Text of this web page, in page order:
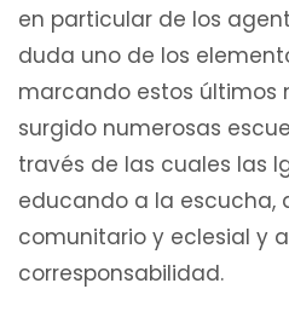
en particular de los
duda uno de los
marcando estos últimos
surgido numerosas
través de las cuales las
educando a la escucha,
comunitario y eclesial y
corresponsabilidad.